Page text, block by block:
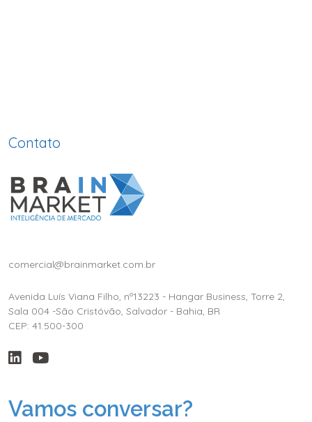
Contato
comercial@brainmarket.com.br
Avenida Luís Viana Filho, nº13223 - Hangar Business, Torre 2,
Sala 004 -São Cristóvão, Salvador - Bahia, BR
CEP: 41.500-300
Vamos conversar?